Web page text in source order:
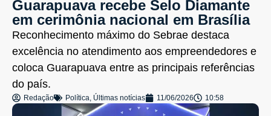
Guarapuava recebe Selo Diamante
em cerimônia nacional em Brasília
Reconhecimento máximo do Sebrae destaca
excelência no atendimento aos empreendedores e
coloca Guarapuava entre as principais referências
do país.
Redação Política, Últimas notícias 11/06/2026 10:58